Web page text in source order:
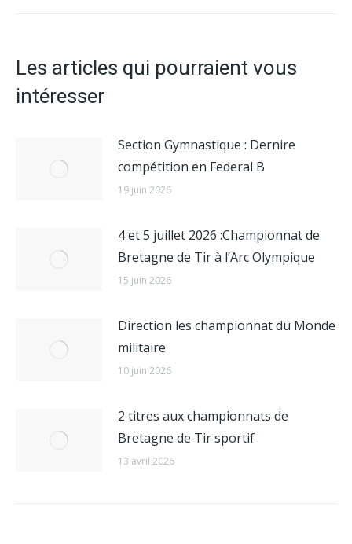
Les articles qui pourraient vous
intéresser
Section Gymnastique : Dernire
compétition en Federal B
19 juin 2026
4 et 5 juillet 2026 :Championnat de
Bretagne de Tir à l’Arc Olympique
15 juin 2026
Direction les championnat du Monde
militaire
10 juin 2026
2 titres aux championnats de
Bretagne de Tir sportif
13 avril 2026